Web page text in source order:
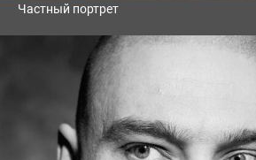
Частный портрет